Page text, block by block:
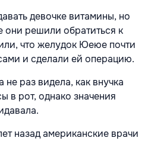
девочке витамины, но
они решили обратиться к
что желудок Юеюе почти
и сделали ей операцию.
не раз видела, как внучка
в рот, однако значения
назад американские врачи